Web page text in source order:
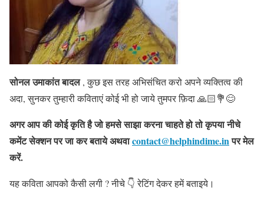
सोनल उमाकांत बादल, कुछ इस तरह अभिसंचित करो अपने व्यक्तित्व की
अदा, सुनकर तुम्हारी कविताएं कोई भी हो जाये तुमपर फ़िदा 🙏🏻💐😊
अगर आप की कोई कृति है जो हमसे साझा करना चाहते हो तो कृपया नीचे
कमेंट सेक्शन पर जा कर बतायेअथवाcontact@helphindime.inपर मेल
करें.
यह कविता आपको कैसी लगी ? नीचे 👇 रेटिंग देकर हमें बताइये।